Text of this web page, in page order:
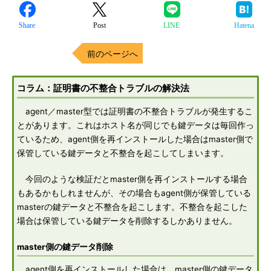
Share Post LINE Hatena
前のページへ
コラム：証明書の不整合トラブルの解決法
agent／master型では証明書の不整合トラブルが発生するこ
とがあります。これはホスト名が同じでも鍵データは毎回作っ
ているため、agent側を再インストールした場合はmaster側で
保管している鍵データと不整合を起こしてしまいます。
今回のような検証だとmaster側を再インストールする場合
もあるかもしれませんが、その場合もagent側が保管している
masterの鍵データと不整合を起こします。不整合を起こした
場合は保管している鍵データを削除するしかありません。
master側の鍵データ削除